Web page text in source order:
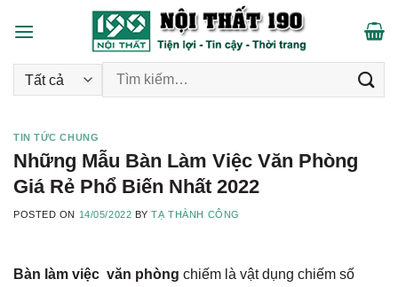
Tìm kiếm:
TIN TỨC CHUNG
Những Mẫu Bàn Làm Việc Văn Phòng
Giá Rẻ Phổ Biến Nhất 2022
POSTED ON 14/05/2022 BYTẠ THÀNH CÔNG
Bàn làm việc văn phòng chiếm là vật dụng chiếm số